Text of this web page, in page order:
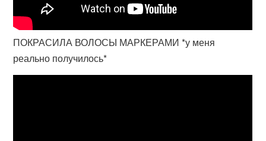
ПОКРАСИЛА ВОЛОСЫ МАРКЕРАМИ *у меня
реально получилось*